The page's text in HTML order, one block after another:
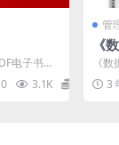
电子书：
者：
0 3.1K
管
《
下
源
《
界》
名：
3